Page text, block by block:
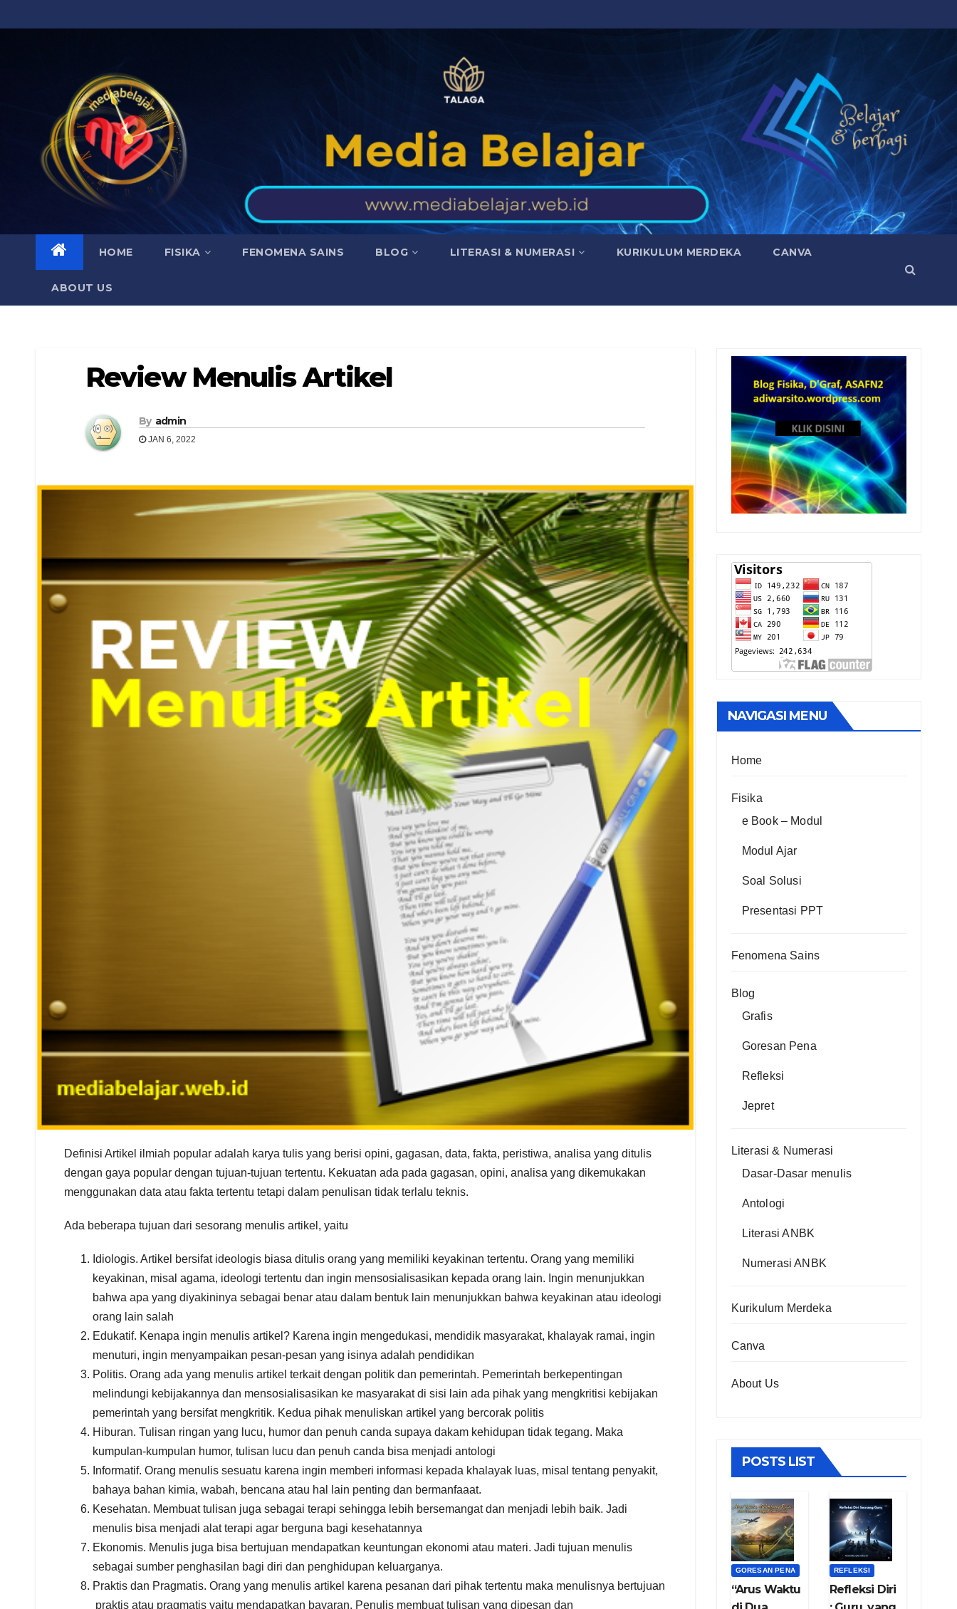
to
HOME FISIKA FENOMENA SAINS BLOG LITERASI & NUMERASI KURIKULUM MERDEKA CANVA
ABOUT US
Review Menulis Artikel
By admin
JAN 6, 2022
Definisi Artikel ilmiah popular adalah karya tulis yang berisi opini, gagasan, data, fakta, peristiwa, analisa yang ditulis
dengan gaya popular dengan tujuan-tujuan tertentu. Kekuatan ada pada gagasan, opini, analisa yang dikemukakan
menggunakan data atau fakta tertentu tetapi dalam penulisan tidak terlalu teknis.
Ada beberapa tujuan dari sesorang menulis artikel, yaitu
Idiologis. Artikel bersifat ideologis biasa ditulis orang yang memiliki keyakinan tertentu. Orang yang memiliki
keyakinan, misal agama, ideologi tertentu dan ingin mensosialisasikan kepada orang lain. Ingin menunjukkan
bahwa apa yang diyakininya sebagai benar atau dalam bentuk lain menunjukkan bahwa keyakinan atau ideologi
orang lain salah
Edukatif. Kenapa ingin menulis artikel? Karena ingin mengedukasi, mendidik masyarakat, khalayak ramai, ingin
menuturi, ingin menyampaikan pesan-pesan yang isinya adalah pendidikan
Politis. Orang ada yang menulis artikel terkait dengan politik dan pemerintah. Pemerintah berkepentingan
melindungi kebijakannya dan mensosialisasikan ke masyarakat di sisi lain ada pihak yang mengkritisi kebijakan
pemerintah yang bersifat mengkritik. Kedua pihak menuliskan artikel yang bercorak politis
Hiburan. Tulisan ringan yang lucu, humor dan penuh canda supaya dakam kehidupan tidak tegang. Maka
kumpulan-kumpulan humor, tulisan lucu dan penuh canda bisa menjadi antologi
Informatif. Orang menulis sesuatu karena ingin memberi informasi kepada khalayak luas, misal tentang penyakit,
bahaya bahan kimia, wabah, bencana atau hal lain penting dan bermanfaaat.
Kesehatan. Membuat tulisan juga sebagai terapi sehingga lebih bersemangat dan menjadi lebih baik. Jadi
menulis bisa menjadi alat terapi agar berguna bagi kesehatannya
Ekonomis. Menulis juga bisa bertujuan mendapatkan keuntungan ekonomi atau materi. Jadi tujuan menulis
sebagai sumber penghasilan bagi diri dan penghidupan keluarganya.
Praktis dan Pragmatis. Orang yang menulis artikel karena pesanan dari pihak tertentu maka menulisnya bertujuan
praktis atau pragmatis yaitu mendapatkan bayaran. Penulis membuat tulisan yang dipesan dan
NAVIGASI MENU
Home
Fisika
e Book – Modul
Modul Ajar
Soal Solusi
Presentasi PPT
Fenomena Sains
Blog
Grafis
Goresan Pena
Refleksi
Jepret
Literasi & Numerasi
Dasar-Dasar menulis
Antologi
Literasi ANBK
Numerasi ANBK
Kurikulum Merdeka
Canva
About Us
POSTS LIST
GORESAN PENA
“Arus Waktu
REFLEKSI
Refleksi Diri